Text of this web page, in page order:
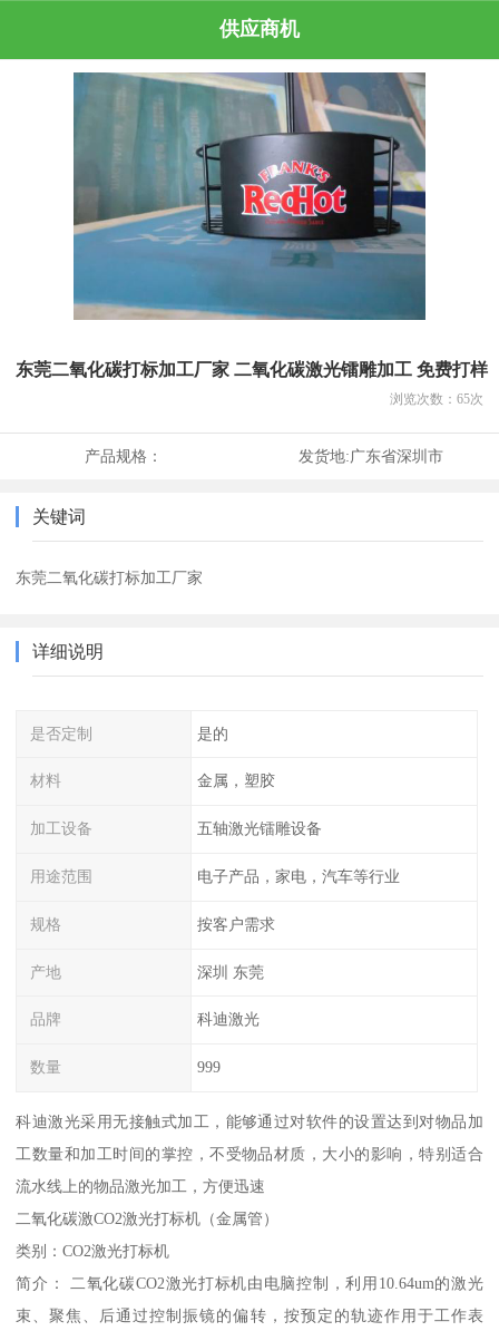
供应商机
东莞二氧化碳打标加工厂家 二氧化碳激光镭雕加工 免费打样
浏览次数： 65次
产品规格： 发货地:广东省深圳市
关键词
东莞二氧化碳打标加工厂家
详细说明
是否定制 是的
材料 金属，塑胶
加工设备 五轴激光镭雕设备
用途范围 电子产品，家电，汽车等行业
规格 按客户需求
产地 深圳 东莞
品牌 科迪激光
数量 999
科迪激光采用无接触式加工，能够通过对软件的设置达到对物品加
工数量和加工时间的掌控，不受物品材质，大小的影响，特别适合
流水线上的物品激光加工，方便迅速
二氧化碳激CO2激光打标机（金属管）
类别：CO2激光打标机
简介： 二氧化碳CO2激光打标机由电脑控制，利用10.64um的激光
束、聚焦、后通过控制振镜的偏转，按预定的轨迹作用于工作表